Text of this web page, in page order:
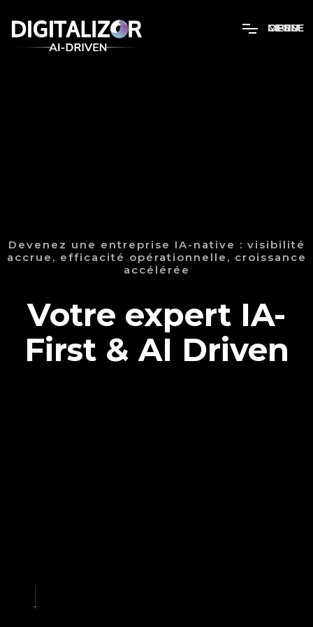
MENU
OPEN
CLOSE
Devenez une entreprise IA-native : visibilité
accrue, efficacité opérationnelle, croissance
accélérée
Votre expert IA-
First & AI Driven